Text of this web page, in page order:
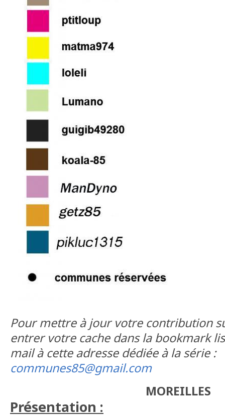
Pour mettre à jour votre contribution
entrer votre cache dans la bookmark
mail à cette adresse dédiée à la série :
communes85@gmail.com
MOREILLES
Présentation :